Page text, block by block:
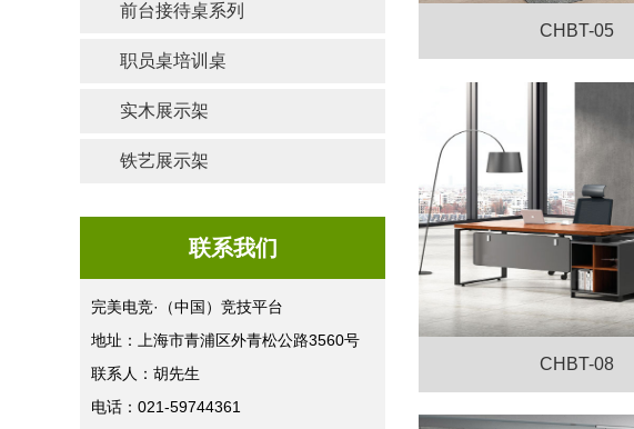
前台接待桌系列
职员桌培训桌
实木展示架
铁艺展示架
联系我们
完美电竞·（中国）竞技平台
地址：上海市青浦区外青松公路3560号
联系人：胡先生
电话：021-59744361
CHBT-05
CHBT-08